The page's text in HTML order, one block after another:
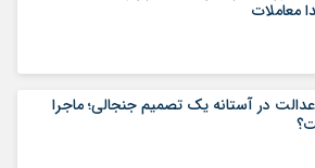
معاملات
در آستانه یک تصمیم جنجالی؛ ماجرا